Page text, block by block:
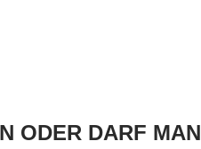
ODER DARF